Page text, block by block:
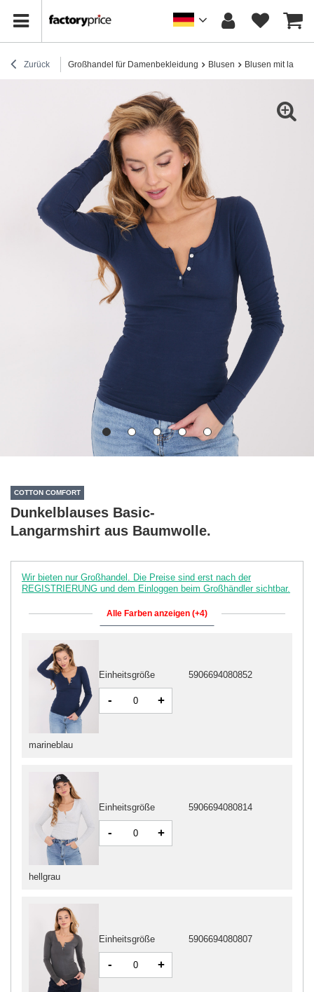
Zurück Großhandel für Damenbekleidung Blusen Blusen mit
COTTON COMFORT
Dunkelblauses Basic-
Langarmshirt aus Baumwolle.
Wir bieten nur Großhandel. Die Preise sind erst nach der
REGISTRIERUNG und dem Einloggen beim Großhändler sichtbar.
Alle Farben anzeigen (+4)
hellgrau
Einheitsgröße 5906694080814
- +
Einheitsgröße 5906694080807
- +
marineblau
Einheitsgröße 5906694080852
- +